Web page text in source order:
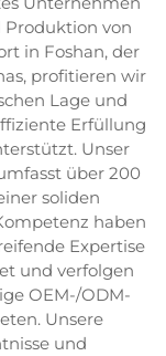
von
in Foshan, der
profitieren wir
Lage und
Erfüllung
Unser
über 200
soliden
haben
Expertise
und verfolgen
OEM-/ODM-
Unsere
und